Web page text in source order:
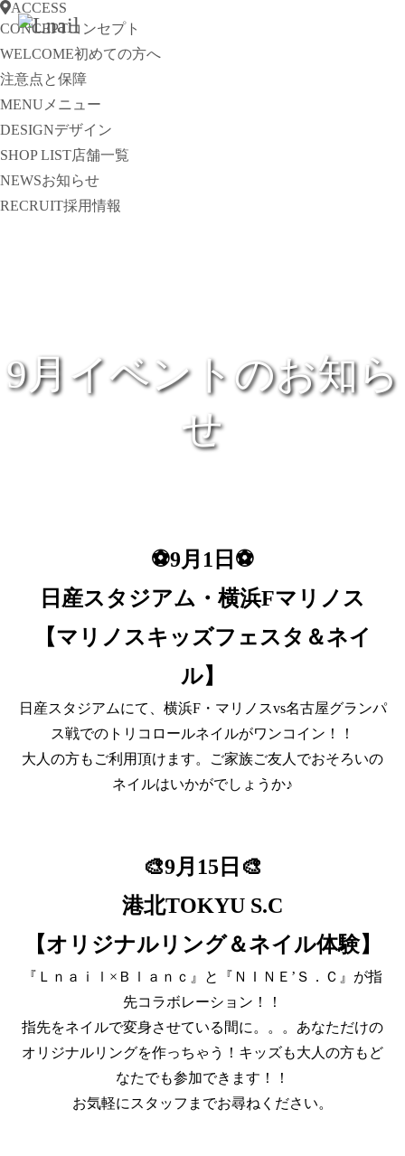
ACCESS
CONCEPTコンセプト
WELCOME初めての方へ
注意点と保障
MENU メニュー
DESIGNデザイン
SHOP LIST店舗一覧
NEWSお知らせ
RECRUIT採用情報
9月イベントのお知ら
せ
⚽9月1日⚽
日産スタジアム・横浜Fマリノス
【マリノスキッズフェスタ＆ネイ
ル】
日産スタジアムにて、横浜F・マリノスvs名古屋グランパ
ス戦でのトリコロールネイルがワンコイン！！
大人の方もご利用頂けます。ご家族ご友人でおそろいの
ネイルはいかがでしょうか♪
🎨9月15日🎨
港北TOKYU S.C
【オリジナルリング＆ネイル体験】
『Ｌｎａｉｌ×Ｂｌａｎｃ』と『ＮＩＮＥ’Ｓ．Ｃ』が指
先コラボレーション！！
指先をネイルで変身させている間に。。。あなただけの
オリジナルリングを作っちゃう！キッズも大人の方もど
なたでも参加できます！！
お気軽にスタッフまでお尋ねください。